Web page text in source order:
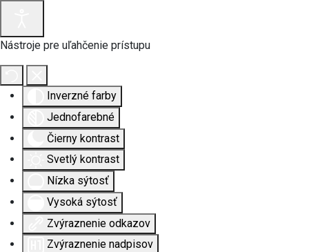
Nástroje pre uľahčenie prístupu
Inverzné farby
Jednofarebné
Čierny kontrast
Svetlý kontrast
Nízka sýtosť
Vysoká sýtosť
Zvýraznenie odkazov
Zvýraznenie nadpisov